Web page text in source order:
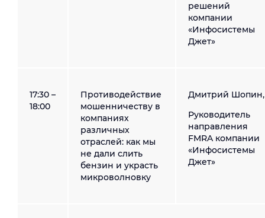
решений
компании
«Инфосистемы
Джет»
17:30 –
18:00
Противодействие
мошенничеству в
компаниях
различных
отраслей: как мы
не дали слить
бензин и украсть
микроволновку
Дмитрий Шопин,
Руководитель
направления
FMRA компании
«Инфосистемы
Джет»